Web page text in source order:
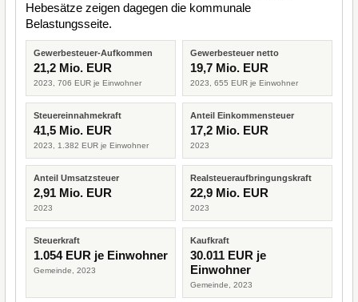
Hebesätze zeigen dagegen die kommunale
Belastungsseite.
Gewerbesteuer-Aufkommen
21,2 Mio. EUR
2023, 706 EUR je Einwohner
Gewerbesteuer netto
19,7 Mio. EUR
2023, 655 EUR je Einwohner
Steuereinnahmekraft
41,5 Mio. EUR
2023, 1.382 EUR je Einwohner
Anteil Einkommensteuer
17,2 Mio. EUR
2023
Anteil Umsatzsteuer
2,91 Mio. EUR
2023
Realsteueraufbringungskraft
22,9 Mio. EUR
2023
Steuerkraft
1.054 EUR je Einwohner
Gemeinde, 2023
Kaufkraft
30.011 EUR je
Einwohner
Gemeinde, 2023